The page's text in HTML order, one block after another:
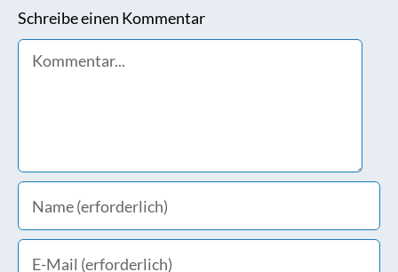
Schreibe einen Kommentar
Comment